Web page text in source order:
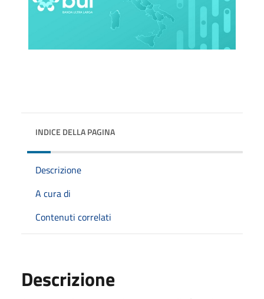
INDICE DELLA PAGINA
Descrizione
A cura di
Contenuti correlati
Descrizione